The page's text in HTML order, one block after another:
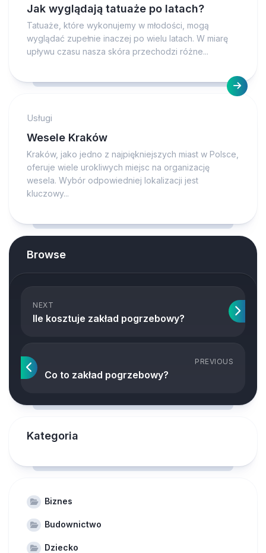
Jak wyglądają tatuaże po latach?
Tatuaże, które wykonujemy w młodości, mogą
wyglądać zupełnie inaczej po wielu latach. W miarę
upływu czasu nasza skóra przechodzi różne...
Usługi
Wesele Kraków
Kraków, jako jedno z najpiękniejszych miast w Polsce,
oferuje wiele urokliwych miejsc na organizację
wesela. Wybór odpowiedniej lokalizacji jest
kluczowy...
Browse
NEXT
Ile kosztuje zakład pogrzebowy?
PREVIOUS
Co to zakład pogrzebowy?
Kategoria
Biznes
Budownictwo
Dziecko